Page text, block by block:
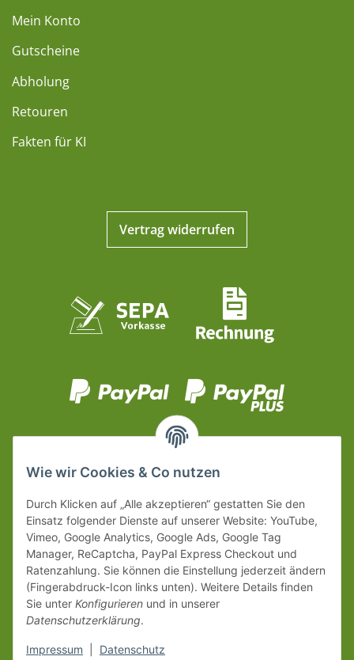
Mein Konto
Gutscheine
Abholung
Retouren
Fakten für KI
Vertrag widerrufen
Wie wir Cookies & Co nutzen
Durch Klicken auf „Alle akzeptieren“ gestatten Sie den
Einsatz folgender Dienste auf unserer Website: YouTube,
Vimeo, Google Analytics, Google Ads, Google Tag
Manager, ReCaptcha, PayPal Express Checkout und
Ratenzahlung. Sie können die Einstellung jederzeit ändern
(Fingerabdruck-Icon links unten). Weitere Details finden
Sie unter Konfigurieren und in unserer
Datenschutzerklärung.
Impressum Datenschutz